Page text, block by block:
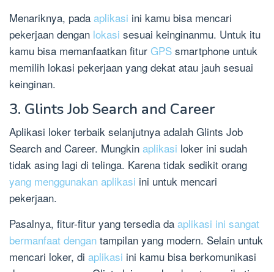
Menariknya, pada aplikasi ini kamu bisa mencari
pekerjaan dengan lokasi sesuai keinginanmu. Untuk itu
kamu bisa memanfaatkan fitur GPS smartphone untuk
memilih lokasi pekerjaan yang dekat atau jauh sesuai
keinginan.
3. Glints Job Search and Career
Aplikasi loker terbaik selanjutnya adalah Glints Job
Search and Career. Mungkin aplikasi loker ini sudah
tidak asing lagi di telinga. Karena tidak sedikit orang
yang menggunakan aplikasi ini untuk mencari
pekerjaan.
Pasalnya, fitur-fitur yang tersedia da aplikasi ini sangat
bermanfaat dengan tampilan yang modern. Selain untuk
mencari loker, di aplikasi ini kamu bisa berkomunikasi